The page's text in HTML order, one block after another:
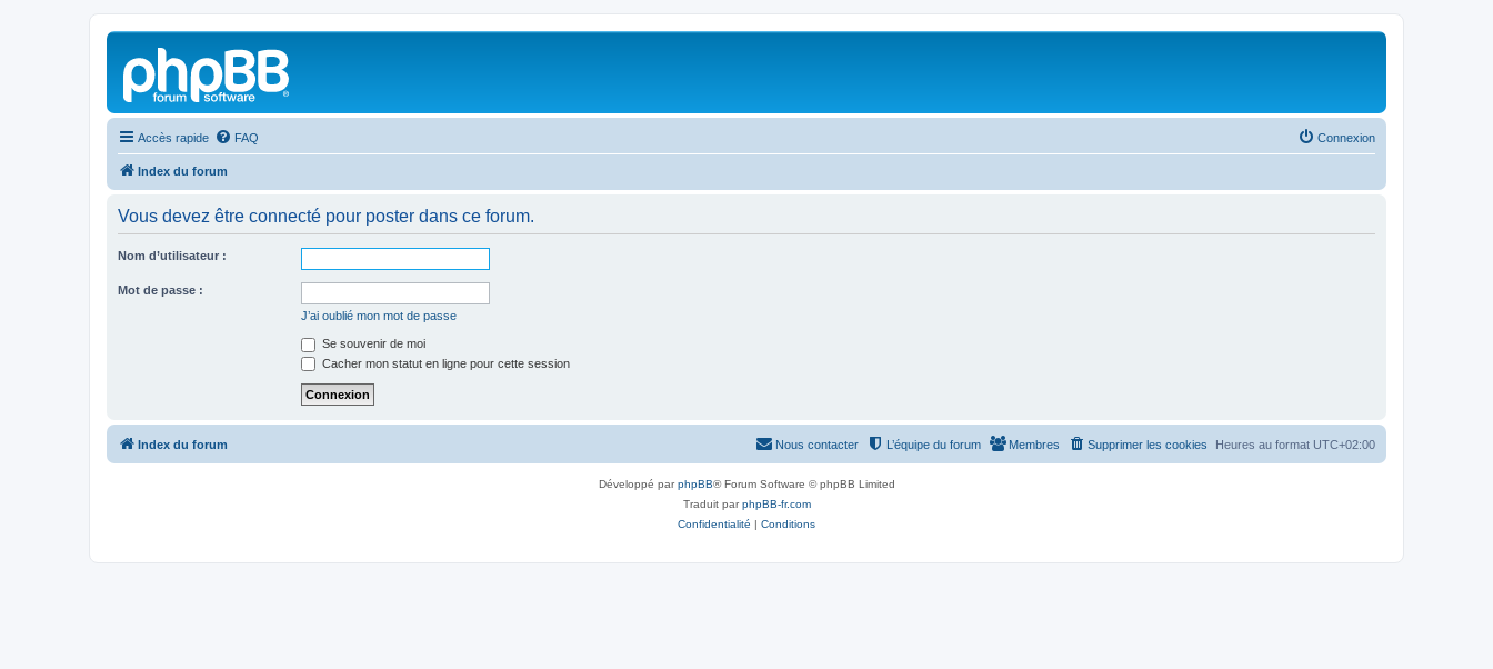
Accès rapide FAQ Connexion
Index du forum
Vous devez être connecté pour poster dans ce forum.
Nom d’utilisateur :
Mot de passe :
J’ai oublié mon mot de passe
Se souvenir de moi
Cacher mon statut en ligne pour cette session
Index du forum Heures au format UTC+02:00
Supprimer les cookies
Membres
L’équipe du forum
Nous contacter
Développé parphpBB® Forum Software © phpBB Limited
Traduit parphpBB-fr.com
Confidentialité | Conditions